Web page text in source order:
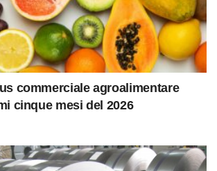
commerciale agroalimentare
cinque mesi del 2026